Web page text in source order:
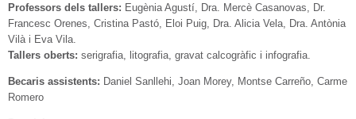
Professors dels tallers: Eugènia Agustí, Dra. Mercè Casanovas, Dr.
Francesc Orenes, Cristina Pastó, Eloi Puig, Dra. Alicia Vela, Dra. Antònia
Vilà i Eva Vila.
Tallers oberts: serigrafia, litografia, gravat calcogràfic i infografia.
Becaris assistents: Daniel Sanllehi, Joan Morey, Montse Carreño, Carme
Romero